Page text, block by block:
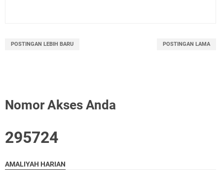
POSTINGAN LEBIH BARU POSTINGAN LAMA
Nomor Akses Anda
295724
AMALIYAH HARIAN